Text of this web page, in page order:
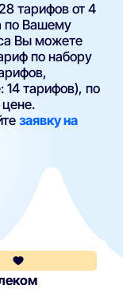
тарифов от 4
по Вашему
Вы можете
по набору
14 тарифов), по
заявку на